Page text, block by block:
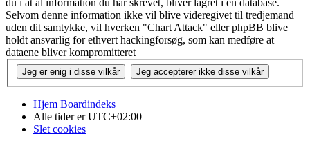
du i at al information du har skrevet, bliver lagret i en database.
Selvom denne information ikke vil blive videregivet til tredjemand
uden dit samtykke, vil hverken "Chart Attack" eller phpBB blive
holdt ansvarlig for ethvert hackingforsøg, som kan medføre at
dataene bliver kompromitteret
Hjem Boardindeks
Alle tider erUTC+02:00
Slet cookies